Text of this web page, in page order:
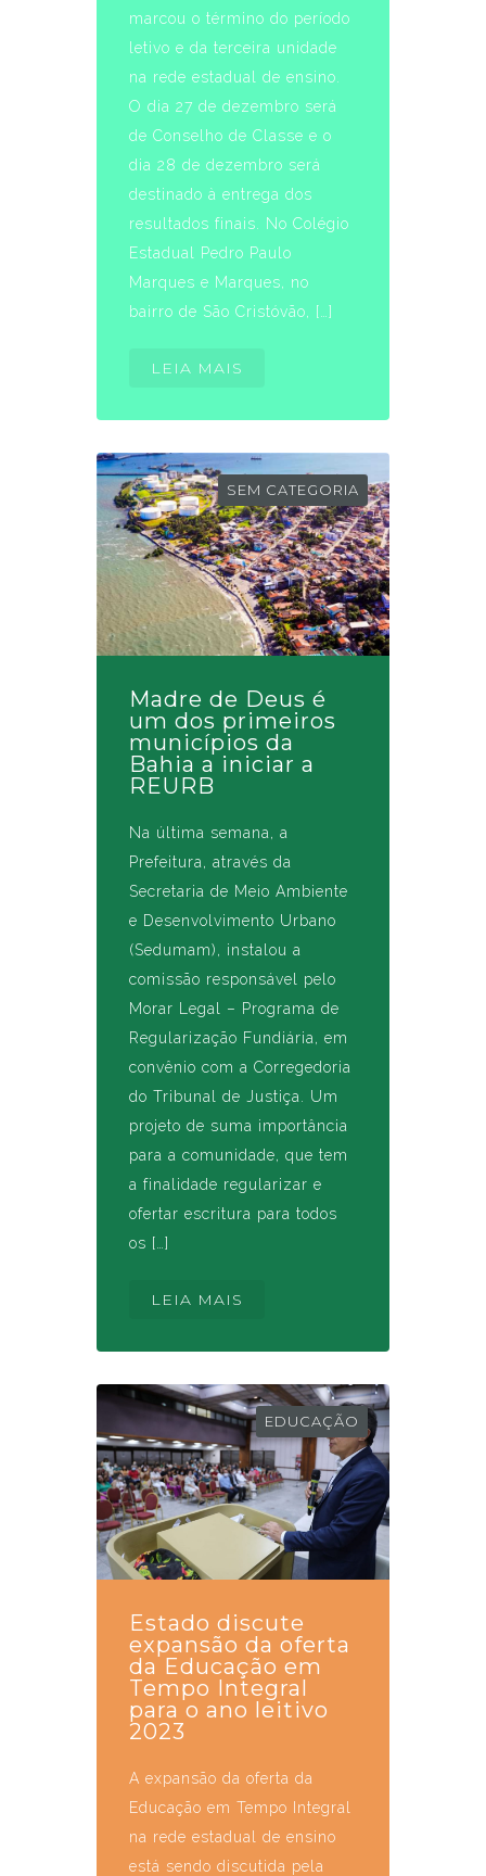
marcou o término do período
letivo e da terceira unidade
na rede estadual de ensino.
O dia 27 de dezembro será
de Conselho de Classe e o
dia 28 de dezembro será
destinado à entrega dos
resultados finais. No Colégio
Estadual Pedro Paulo
Marques e Marques, no
bairro de São Cristóvão, […]
LEIA MAIS
SEM CATEGORIA
Madre de Deus é
um dos primeiros
municípios da
Bahia a iniciar a
REURB
Na última semana, a
Prefeitura, através da
Secretaria de Meio Ambiente
e Desenvolvimento Urbano
(Sedumam), instalou a
comissão responsável pelo
Morar Legal – Programa de
Regularização Fundiária, em
convênio com a Corregedoria
do Tribunal de Justiça. Um
projeto de suma importância
para a comunidade, que tem
a finalidade regularizar e
ofertar escritura para todos
os […]
LEIA MAIS
EDUCAÇÃO
Estado discute
expansão da oferta
da Educação em
Tempo Integral
para o ano leitivo
2023
A expansão da oferta da
Educação em Tempo Integral
na rede estadual de ensino
está sendo discutida pela